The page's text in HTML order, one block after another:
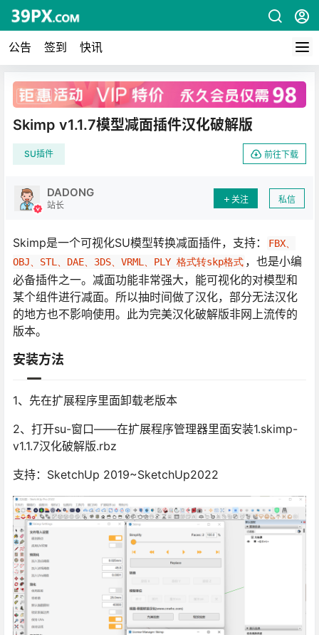
公告 签到 快讯
广告
Skimp v1.1.7模型减面插件汉化破解版
SU插件 前往下载
DADONG
站长
关注 私信
Skimp是一个可视化SU模型转换减面插件，支持：
FBX、
OBJ、STL、DAE、3DS、VRML、PLY 格式转skp格式 ，也是小编
必备插件之一。减面功能非常强大，能可视化的对模型和
某个组件进行减面。所以抽时间做了汉化，部分无法汉化
的地方也不影响使用。此为完美汉化破解版非网上流传的
版本。
安装方法
1、先在扩展程序里面卸载老版本
2、打开su-窗口——在扩展程序管理器里面安装1.skimp-
v1.1.7汉化破解版.rbz
支持：SketchUp 2019~SketchUp2022